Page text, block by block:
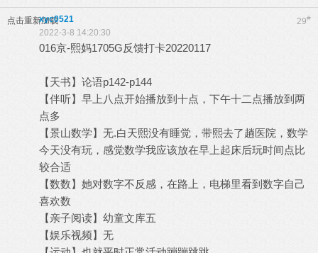
点击重新加载 29#
xyc0521
2022-3-8 14:20:30
016京-熙妈1705G反馈打卡20220117
【天书】论语p142-p144
【伴听】早上八点开始播放到十点，下午十二点播放到两
点多
【景山数学】无.白天熙没有睡觉，带熙去了趟医院，数学
今天没有玩，感觉数学我应该放在早上起床后玩时间点比
较合适
【数数】她对数字不反感，在路上，电梯里看到数字自己
喜欢数
【亲子阅读】幼童文库五
【娱乐视频】无